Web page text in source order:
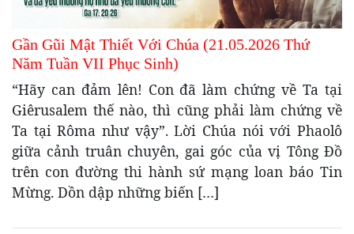
Gần Gũi Mật Thiết Với Chúa (21.05.2026 Thứ
Năm Tuần VII Phục Sinh)
“Hãy can đảm lên! Con đã làm chứng về Ta tại
Giêrusalem thế nào, thì cũng phải làm chứng về
Ta tại Rôma như vậy”. Lời Chúa nói với Phaolô
giữa cảnh truân chuyên, gai góc của vị Tông Đồ
trên con đường thi hành sứ mạng loan báo Tin
Mừng. Dồn dập những biến […]